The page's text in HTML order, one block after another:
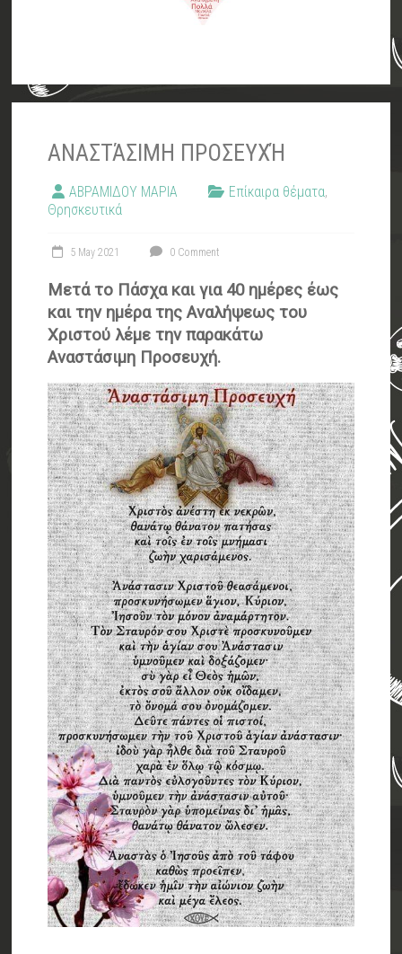
ΑΝΑΣΤΆΣΙΜΗ ΠΡΟΣΕΥΧΉ
ΑΒΡΑΜΙΔΟΥ ΜΑΡΙΑ Επίκαιρα θέματα,
Θρησκευτικά
5 May 2021 0 Comment
Μετά το Πάσχα και για 40 ημέρες έως
και την ημέρα της Αναλήψεως του
Χριστού λέμε την παρακάτω
Αναστάσιμη Προσευχή.